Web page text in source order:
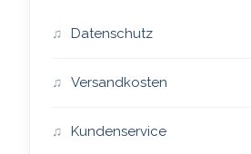
Datenschutz
Versandkosten
Kundenservice